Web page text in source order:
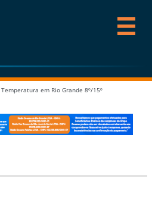
Temperatura em Rio Grande 8º/15º